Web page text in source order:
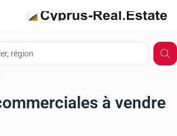
à vendre